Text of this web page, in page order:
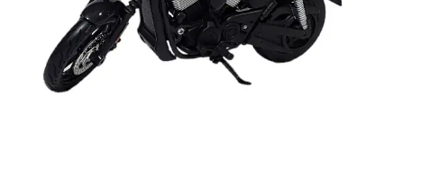
دستگاه بخور سرد کودک
اسباب بازی نوزاد